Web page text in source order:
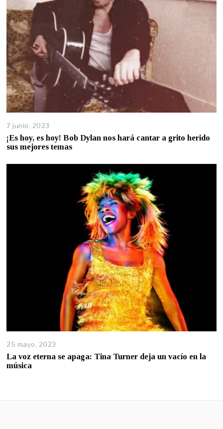
7 junio, 2023
¡Es hoy, es hoy! Bob Dylan nos hará cantar a grito herido
sus mejores temas
25 mayo, 2023
La voz eterna se apaga: Tina Turner deja un vacío en la
música